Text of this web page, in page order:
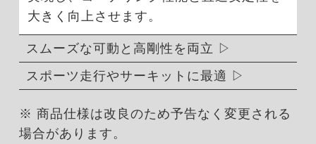
大きく向上させます。
スムーズな可動と高剛性を両立
スポーツ走行やサーキットに最適
※ 商品仕様は改良のため予告なく変更される
場合があります。